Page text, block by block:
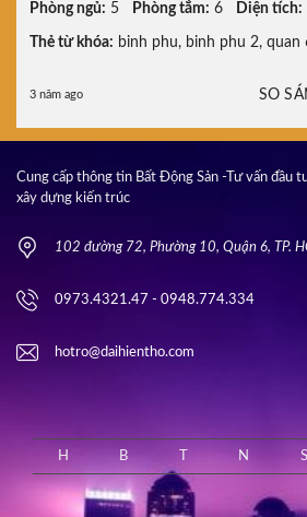
Phòng ngủ: 5 Phòng tắm: 6 Diện tích:
Thẻ từ khóa: binh phu, binh phu 2, quan
3 năm ago SO
Cung cấp thông tin Bất Động Sản -Tư vấn đầu
xây dựng kiến trúc
102 đường 72, Phường 10, Quận 6, TP.
0973.4321.47 - 0948.774.334
hotro@daihientho.com
H B N S